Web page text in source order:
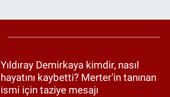
Yıldıray Demirkaya kimdir, nasıl
hayatını kaybetti? Merter'in tanınan
ismi için taziye mesajı